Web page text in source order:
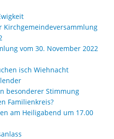
Kirchgemeindeversammlung
vom 30. November 2022
isch Wiehnacht
besonderer Stimmung
Familienkreis?
am Heiligabend um 17.00